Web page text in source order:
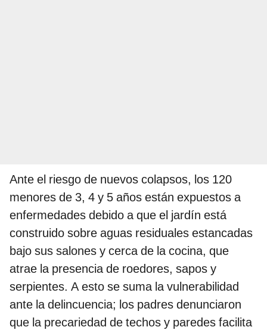
Ante el riesgo de nuevos colapsos, los 120
menores de 3, 4 y 5 años están expuestos a
enfermedades debido a que el jardín está
construido sobre aguas residuales estancadas
bajo sus salones y cerca de la cocina, que
atrae la presencia de roedores, sapos y
serpientes. A esto se suma la vulnerabilidad
ante la delincuencia; los padres denunciaron
que la precariedad de techos y paredes facilita